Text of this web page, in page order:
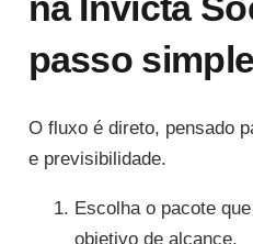
passo
O fluxo é direto, pensado
e previsibilidade.
Escolha o pacote
objetivo de alcance.